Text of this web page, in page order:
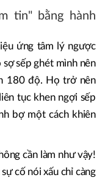
tin" bằng hành
ứng tâm lý ngược
sợ sếp ghét mình nên
180 độ. Họ trở nên
tục khen ngợi sếp
bợ một cách khiên
cần làm như vậy!
cố nói xấu chỉ càng